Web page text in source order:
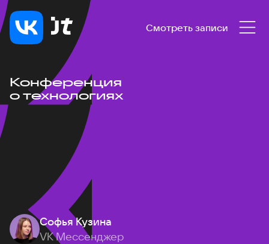
Смотреть записи
Конференция
о технологиях
Софья Кузина
VK Мессенджер